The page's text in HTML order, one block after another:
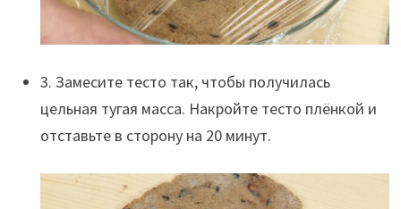
3. Замесите тесто так, чтобы получилась
цельная тугая масса. Накройте тесто плёнкой и
отставьте в сторону на 20 минут.